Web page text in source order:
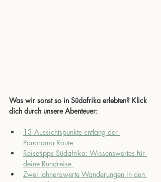
Was wir sonst so in Südafrika erlebten? Klick
dich durch unsere Abenteuer:
13 Aussichtspunkte entlang der
Panorama Route
Reisetipps Südafrika: Wissenswertes für
deine Rundreise
Zwei lohnenswerte Wanderungen in den